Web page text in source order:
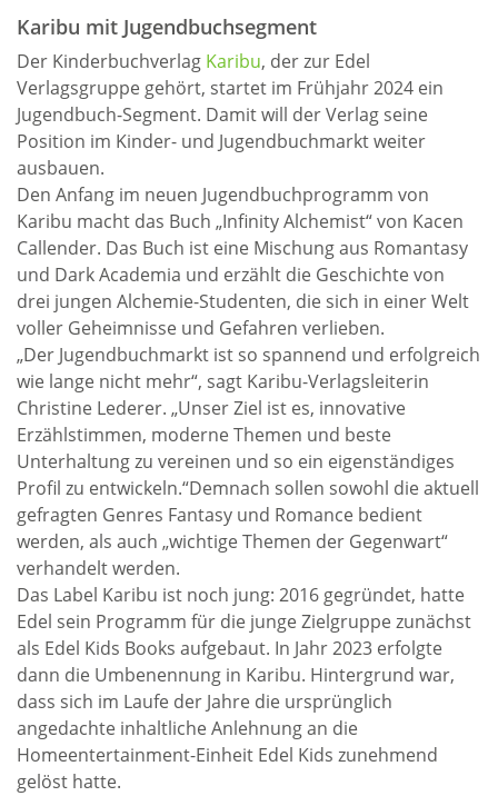
Karibu mit Jugendbuchsegment
Der Kinderbuchverlag Karibu, der zur Edel
Verlagsgruppe gehört, startet im Frühjahr 2024 ein
Jugendbuch-Segment. Damit will der Verlag seine
Position im Kinder- und Jugendbuchmarkt weiter
ausbauen.
Den Anfang im neuen Jugendbuchprogramm von
Karibu macht das Buch „Infinity Alchemist“ von Kacen
Callender. Das Buch ist eine Mischung aus Romantasy
und Dark Academia und erzählt die Geschichte von
drei jungen Alchemie-Studenten, die sich in einer Welt
voller Geheimnisse und Gefahren verlieben.
„Der Jugendbuchmarkt ist so spannend und erfolgreich
wie lange nicht mehr“, sagt Karibu-Verlagsleiterin
Christine Lederer. „Unser Ziel ist es, innovative
Erzählstimmen, moderne Themen und beste
Unterhaltung zu vereinen und so ein eigenständiges
Profil zu entwickeln.“Demnach sollen sowohl die aktuell
gefragten Genres Fantasy und Romance bedient
werden, als auch „wichtige Themen der Gegenwart“
verhandelt werden.
Das Label Karibu ist noch jung: 2016 gegründet, hatte
Edel sein Programm für die junge Zielgruppe zunächst
als Edel Kids Books aufgebaut. In Jahr 2023 erfolgte
dann die Umbenennung in Karibu. Hintergrund war,
dass sich im Laufe der Jahre die ursprünglich
angedachte inhaltliche Anlehnung an die
Homeentertainment-Einheit Edel Kids zunehmend
gelöst hatte.